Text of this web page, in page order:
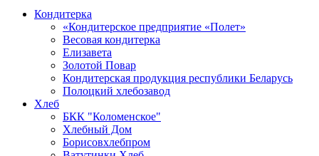
Кондитерка
«Кондитерское предприятие «Полет»
Весовая кондитерка
Елизавета
Золотой Повар
Кондитерская продукция республики Беларусь
Полоцкий хлебозавод
Хлеб
БКК "Коломенское"
Хлебный Дом
Борисовхлебпром